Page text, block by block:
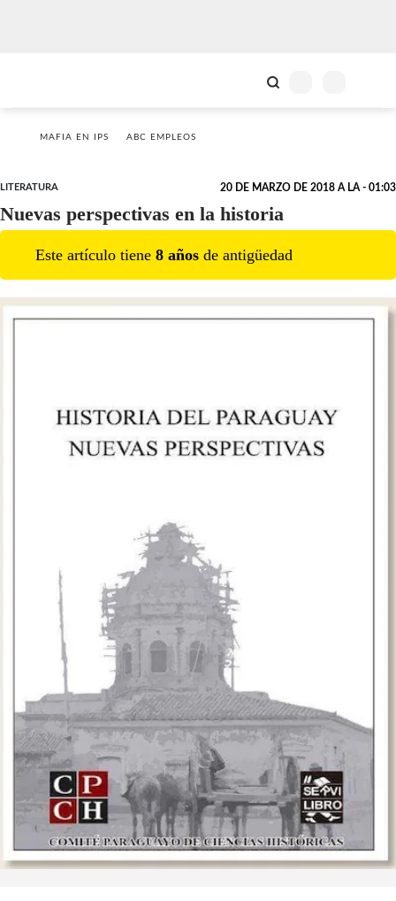
MAFIA EN IPS ABC EMPLEOS
LITERATURA 20 DE MARZO DE 2018 A LA - 01:03
Nuevas perspectivas en la historia
Este artículo tiene 8 años de antigüedad